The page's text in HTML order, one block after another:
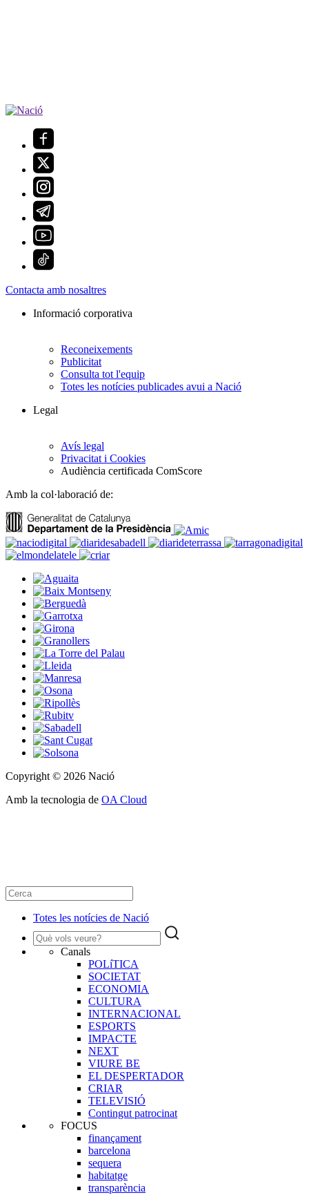
Contacta amb nosaltres
Informació corporativa
Reconeixements
Publicitat
Consulta tot l'equip
Totes les notícies publicades avui a Nació
Legal
Avís legal
Privacitat i Cookies
Audiència certificada ComScore
Amb la col·laboració de:
Copyright © 2026 Nació
Amb la tecnologia de OA Cloud
Totes les notícies de Nació
Canals
POLíTICA
SOCIETAT
ECONOMIA
CULTURA
INTERNACIONAL
ESPORTS
IMPACTE
NEXT
VIURE BE
EL DESPERTADOR
CRIAR
TELEVISIÓ
Contingut patrocinat
FOCUS
finançament
barcelona
sequera
habitatge
transparència